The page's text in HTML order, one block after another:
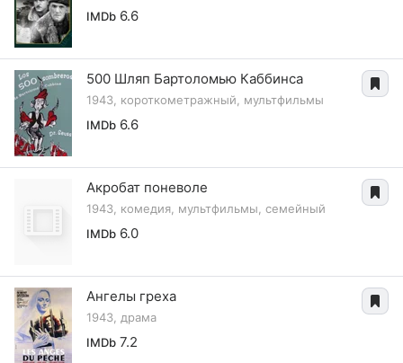
IMDb 6.6
500 Шляп Бартоломью Каббинса
1943, короткометражный, мультфильмы
IMDb 6.6
Акробат поневоле
1943, комедия, мультфильмы, семейный
IMDb 6.0
Ангелы греха
1943, драма
IMDb 7.2